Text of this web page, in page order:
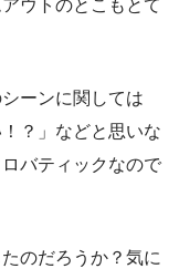
ウトのとこもとて
ーンに関しては
？」などと思いな
バティックなので
のだろうか？気に